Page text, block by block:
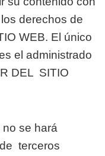
los derechos de
WEB. El único
el administrado
DEL SITIO
no se hará
terceros